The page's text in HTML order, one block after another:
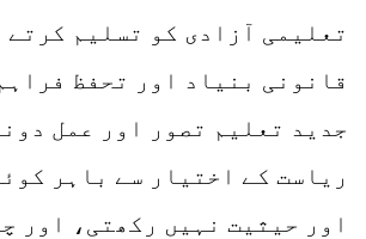
تعلیمی آزادی کو تسلیم کرتے
قانونی بنیاد اور تحفظ
جدید تعلیم تصور اور عمل
ریاست کے اختیار سے باہر
اور حیثیت نہیں رکھتی، اور